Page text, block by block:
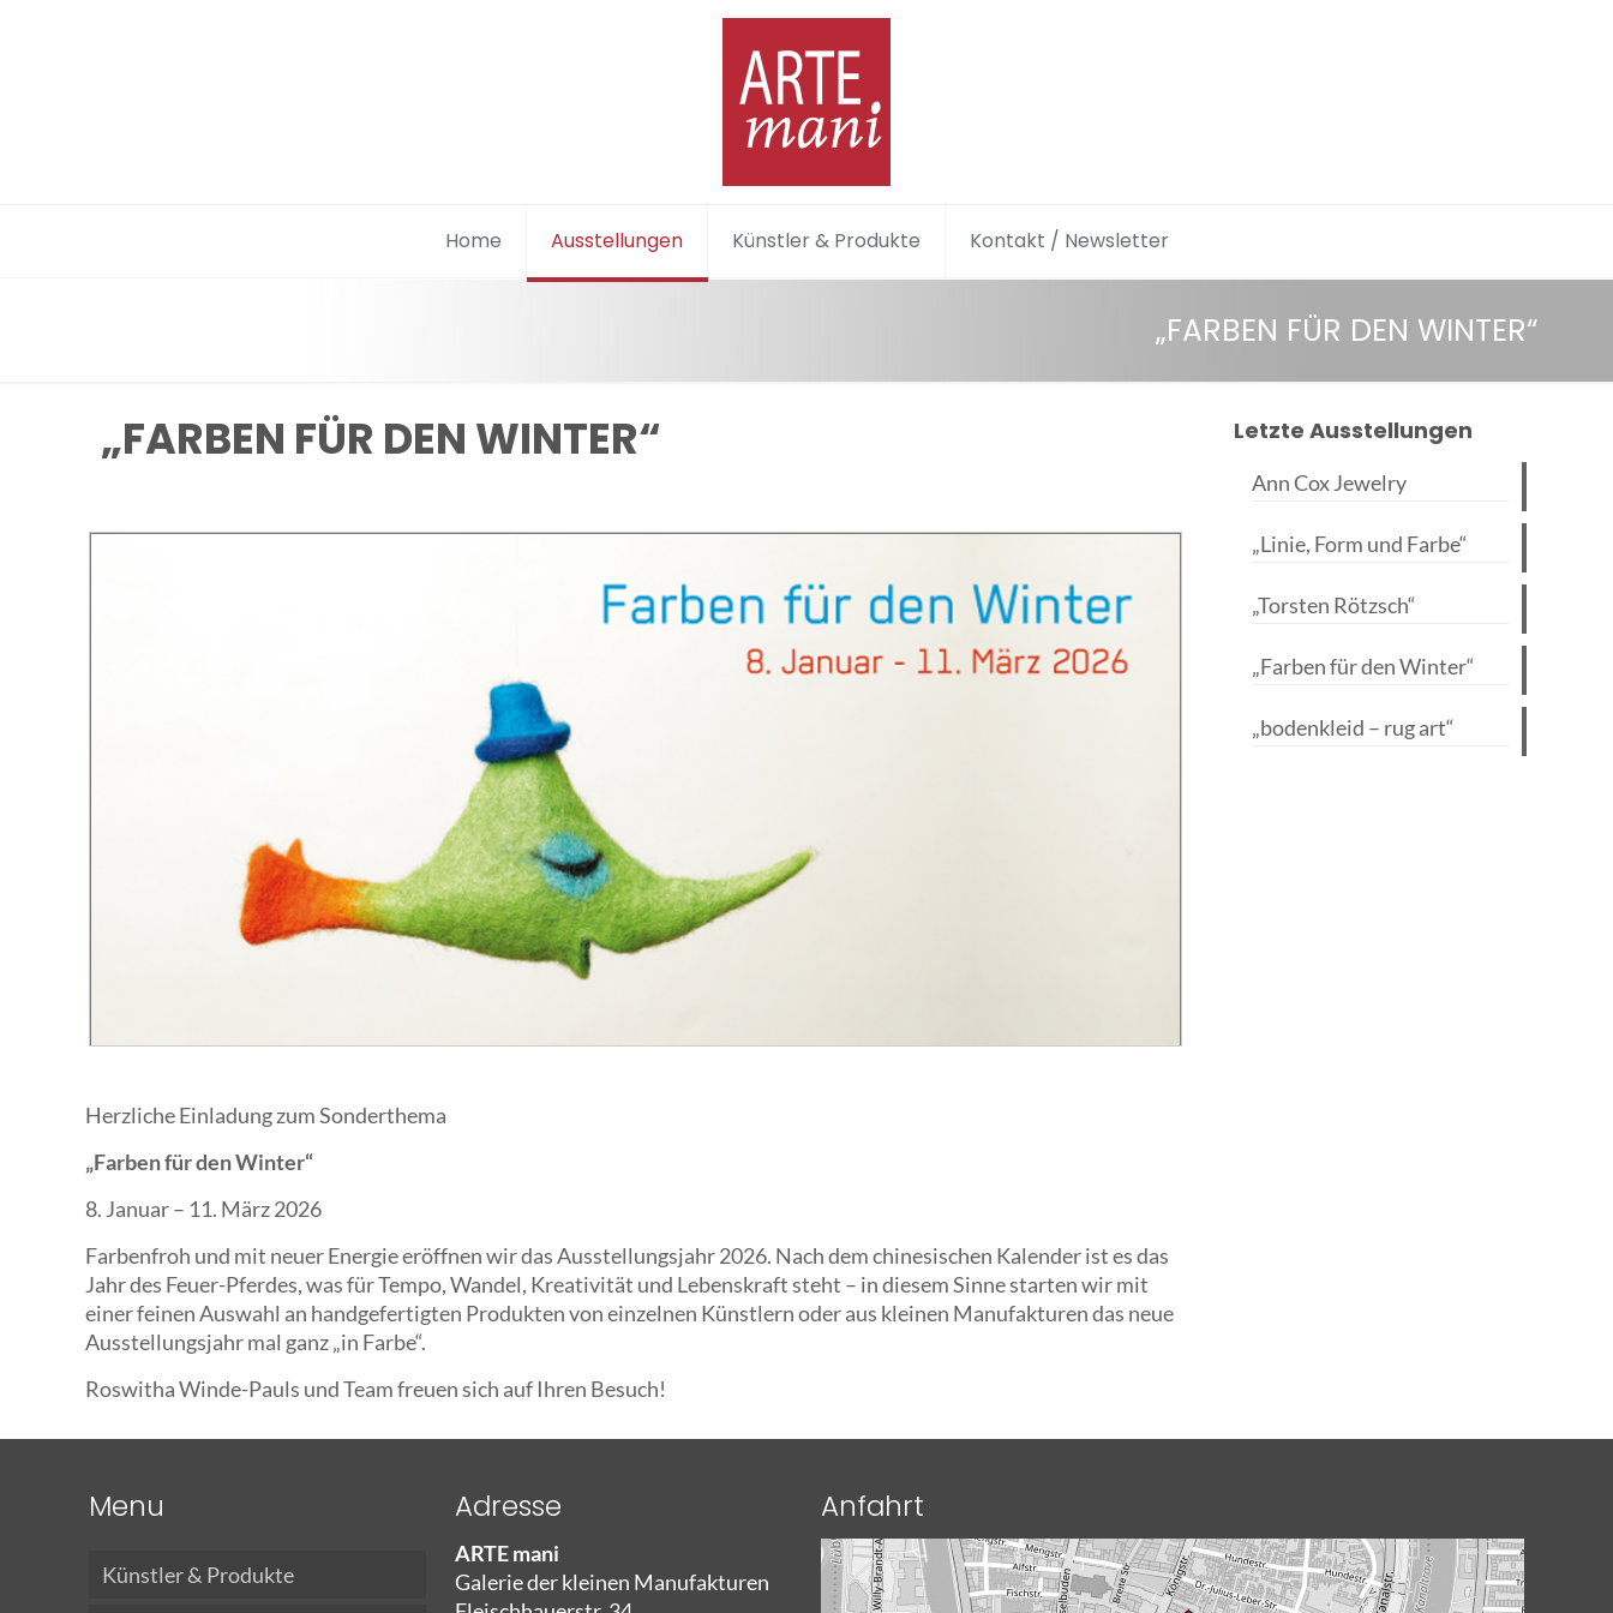
Home Ausstellungen Künstler & Produkte Kontakt / Newsletter
„FARBEN FÜR DEN WINTER“
„FARBEN FÜR DEN WINTER“
Herzliche Einladung zum Sonderthema
„Farben für den Winter“
8. Januar – 11. März 2026
Farbenfroh und mit neuer Energie eröffnen wir das Ausstellungsjahr 2026. Nach dem chinesischen Kalender ist es das
Jahr des Feuer-Pferdes, was für Tempo, Wandel, Kreativität und Lebenskraft steht – in diesem Sinne starten wir mit
einer feinen Auswahl an handgefertigten Produkten von einzelnen Künstlern oder aus kleinen Manufakturen das neue
Ausstellungsjahr mal ganz „in Farbe“.
Roswitha Winde-Pauls und Team freuen sich auf Ihren Besuch!
Letzte Ausstellungen
Ann Cox Jewelry
„Linie, Form und Farbe“
„Torsten Rötzsch“
„Farben für den Winter“
„bodenkleid – rug art“
Menu
Künstler & Produkte
Adresse
ARTE mani
Galerie der kleinen Manufakturen
Anfahrt